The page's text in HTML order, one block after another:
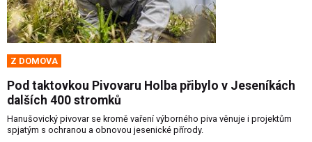
Z DOMOVA
Pod taktovkou Pivovaru Holba přibylo v Jeseníkách
dalších 400 stromků
Hanušovický pivovar se kromě vaření výborného piva věnuje i projektům
spjatým s ochranou a obnovou jesenické přírody.